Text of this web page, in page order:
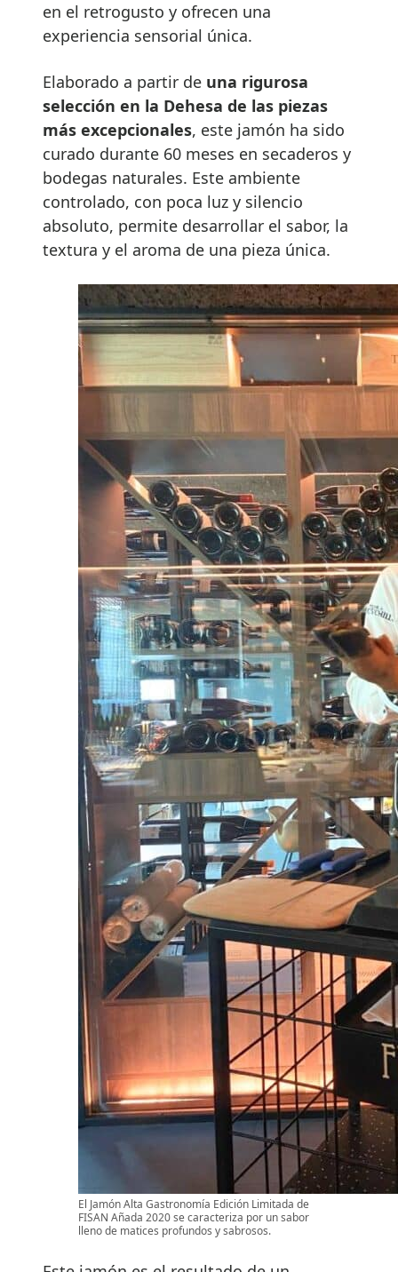
en el retrogusto y ofrecen una
experiencia sensorial única.
Elaborado a partir de una rigurosa
selección en la Dehesa de las piezas
más excepcionales, este jamón ha sido
curado durante 60 meses en secaderos y
bodegas naturales. Este ambiente
controlado, con poca luz y silencio
absoluto, permite desarrollar el sabor, la
textura y el aroma de una pieza única.
El Jamón Alta Gastronomía Edición Limitada de
FISAN Añada 2020 se caracteriza por un sabor
lleno de matices profundos y sabrosos.